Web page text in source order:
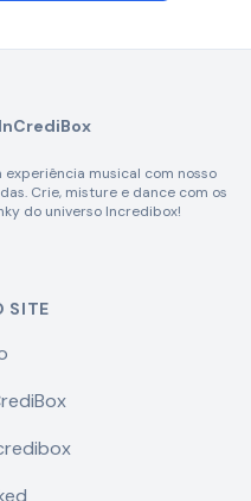
musical com nosso
Crie, misture e dance com os
do universo Incredibox!
SITE